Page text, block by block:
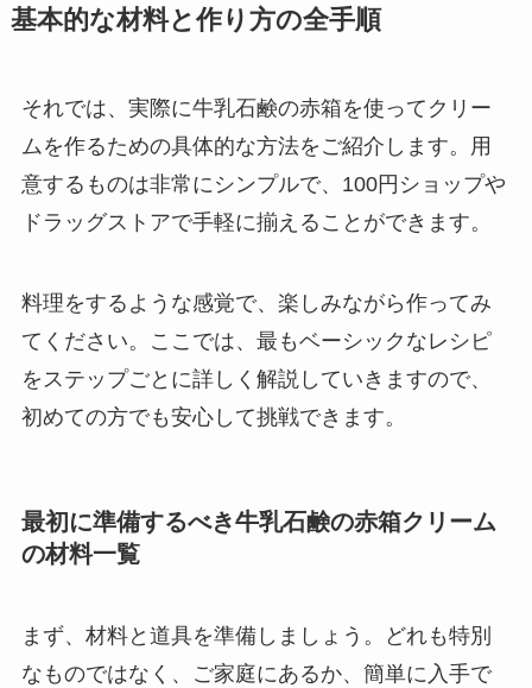
基本的な材料と作り方の全手順
それでは、実際に牛乳石鹸の赤箱を使ってクリー
ムを作るための具体的な方法をご紹介します。用
意するものは非常にシンプルで、100円ショップや
ドラッグストアで手軽に揃えることができます。
料理をするような感覚で、楽しみながら作ってみ
てください。ここでは、最もベーシックなレシピ
をステップごとに詳しく解説していきますので、
初めての方でも安心して挑戦できます。
最初に準備するべき牛乳石鹸の赤箱クリーム
の材料一覧
まず、材料と道具を準備しましょう。どれも特別
なものではなく、ご家庭にあるか、簡単に入手で